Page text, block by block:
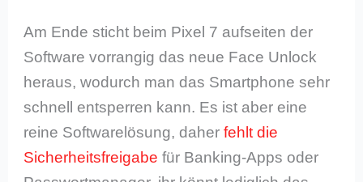
Am Ende sticht beim Pixel 7 aufseiten der
Software vorrangig das neue Face Unlock
heraus, wodurch man das Smartphone sehr
schnell entsperren kann. Es ist aber eine
reine Softwarelösung, daherfehlt die
Sicherheitsfreigabe für Banking-Apps oder